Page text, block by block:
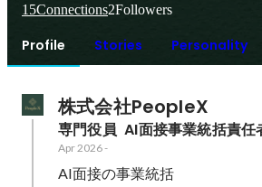
15Connections2Followers
Profile Stories Personality
株式会社PeopleX
専門役員  AI面接事業統括責任
Apr 2026-
AI面接の事業統括